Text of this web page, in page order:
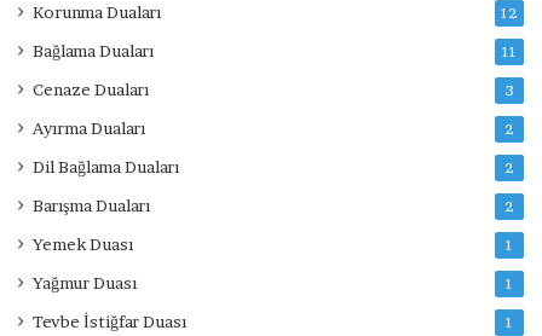
Korunma Duaları 12
Bağlama Duaları 11
Cenaze Duaları 3
Ayırma Duaları 2
Dil Bağlama Duaları 2
Barışma Duaları 2
Yemek Duası 1
Yağmur Duası 1
Tevbe İstiğfar Duası 1